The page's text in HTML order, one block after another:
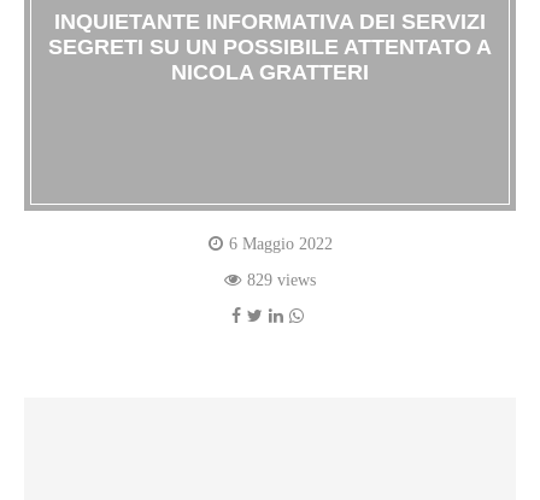
INQUIETANTE INFORMATIVA DEI SERVIZI
SEGRETI SU UN POSSIBILE ATTENTATO A
NICOLA GRATTERI
6 Maggio 2022
829 views